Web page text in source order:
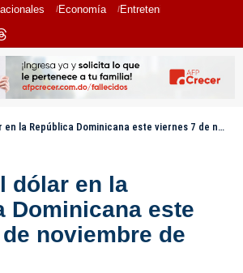
Economía Entretenimiento
República Dominicana este viernes 7 de noviembre de 2025
dólar en la
Dominicana este
noviembre de